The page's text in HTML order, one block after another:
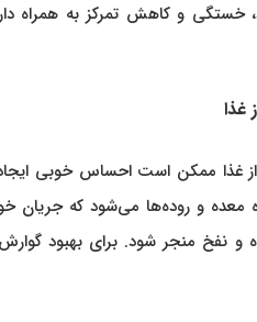
خستگی و کاهش تمرکز به
ممکن است احساس خوبی ایجاد
معده و روده‌ها می‌شود که جریان
منجر شود. برای بهبود